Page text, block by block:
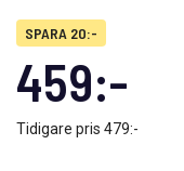
SPARA 20:-
459:-
Tidigare pris 479:-